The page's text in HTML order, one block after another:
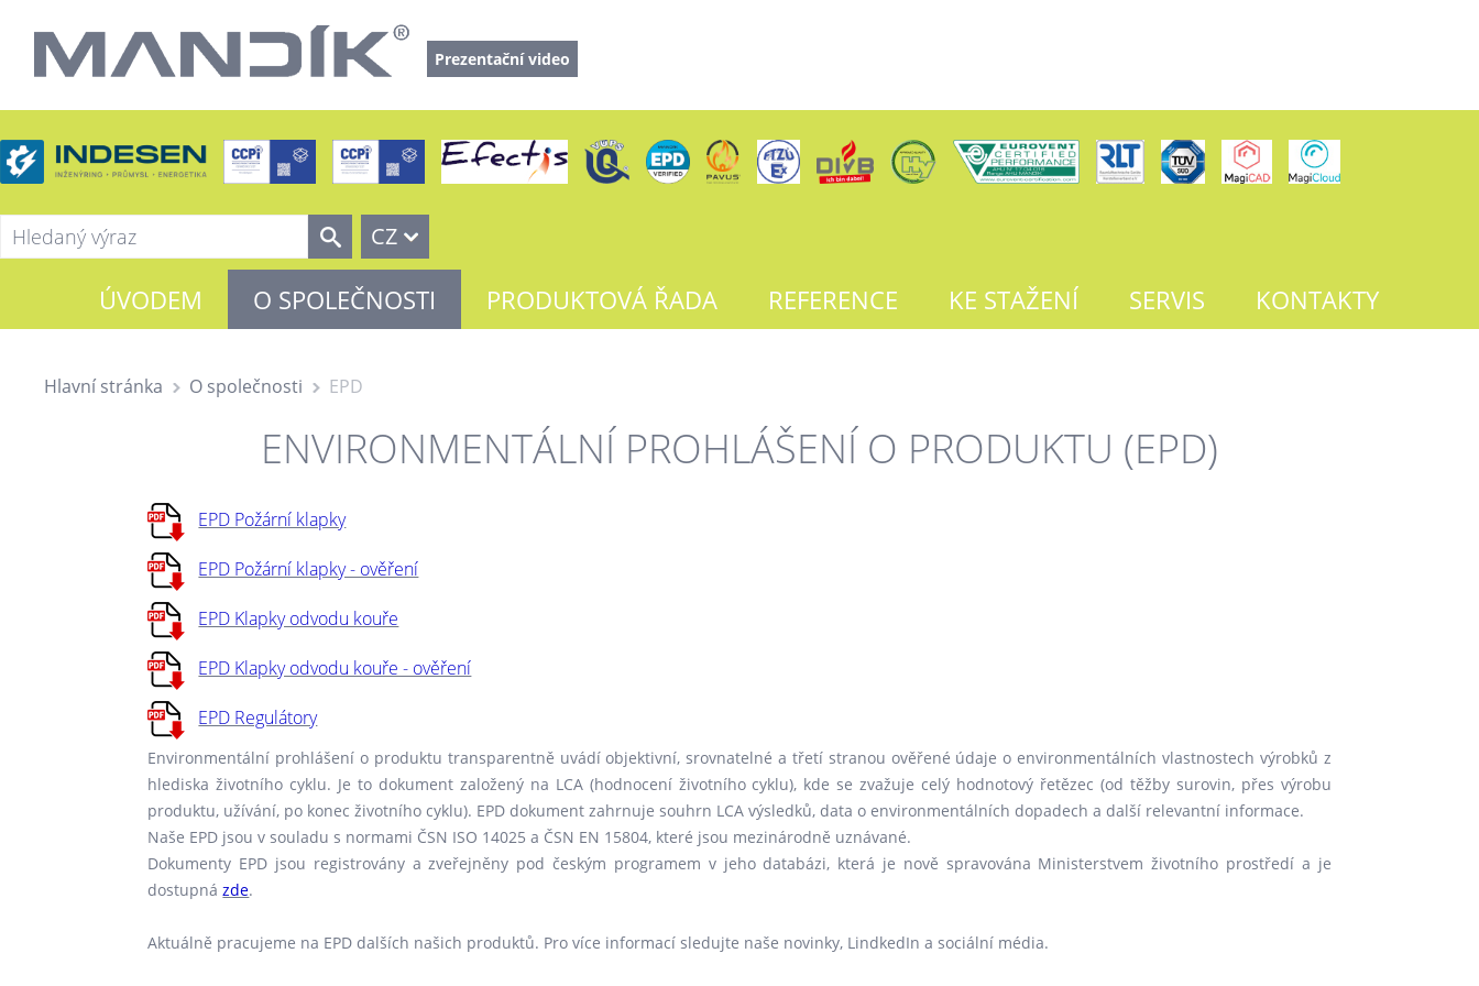
Prezentační video
CZ
ÚVODEM O SPOLEČNOSTI PRODUKTOVÁ ŘADA REFERENCE KE STAŽENÍ SERVIS KONTAKTY
Hlavní stránka O společnosti EPD
ENVIRONMENTÁLNÍ PROHLÁŠENÍ O PRODUKTU (EPD)
EPD Požární klapky
EPD Požární klapky - ověření
EPD Klapky odvodu kouře
EPD Klapky odvodu kouře - ověření
EPD Regulátory
Environmentální prohlášení o produktu transparentně uvádí objektivní, srovnatelné a třetí stranou ověřené údaje o environmentálních vlastnostech výrobků z
hlediska životního cyklu. Je to dokument založený na LCA (hodnocení životního cyklu), kde se zvažuje celý hodnotový řetězec (od těžby surovin, přes výrobu
produktu, užívání, po konec životního cyklu). EPD dokument zahrnuje souhrn LCA výsledků, data o environmentálních dopadech a další relevantní informace.
Naše EPD jsou v souladu s normami ČSN ISO 14025 a ČSN EN 15804, které jsou mezinárodně uznávané.
Dokumenty EPD jsou registrovány a zveřejněny pod českým programem v jeho databázi, která je nově spravována Ministerstvem životního prostředí a je
dostupnázde.
Aktuálně pracujeme na EPD dalších našich produktů. Pro více informací sledujte naše novinky, LindkedIn a sociální média.